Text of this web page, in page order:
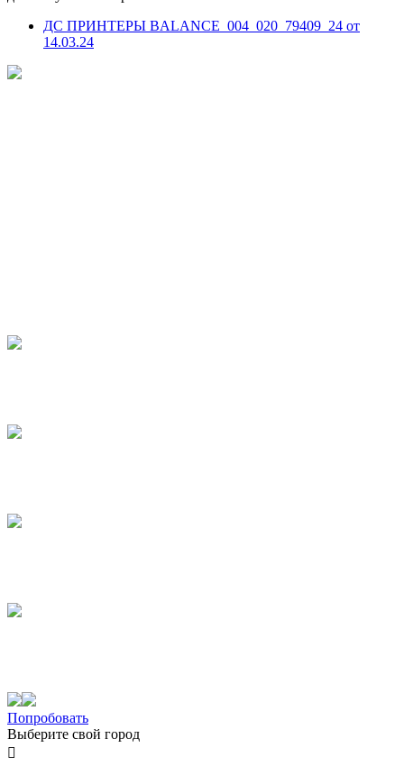
ДС ПРИНТЕРЫ BALANCE_004_020_79409_24 от
14.03.24
Попробовать
Выберите свой город
